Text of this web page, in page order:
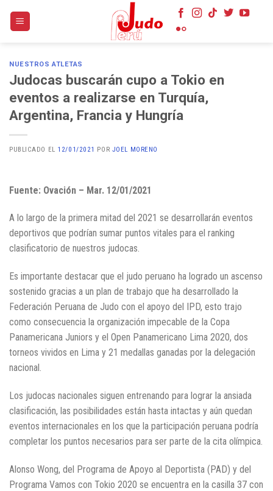
NUESTROS ATLETAS
Judocas buscarán cupo a Tokio en
eventos a realizarse en Turquía,
Argentina, Francia y Hungría
PUBLICADO EL 12/01/2021 POR JOEL MORENO
Fuente: Ovación – Mar. 12/01/2021
A lo largo de la primera mitad del 2021 se desarrollarán eventos
deportivos que podrían sumar puntos vitales para el ranking
clasificatorio de nuestros judocas.
Es importante destacar que el judo peruano ha logrado un ascenso
sostenido gracias a un plan de trabajo que ha desarrollado la
Federación Peruana de Judo con el apoyo del IPD, esto trajo
como consecuencia la organización impecable de la Copa
Panamericana Juniors y el Open Panamericano Lima 2020, dos
torneos vividos en Lima y 21 medallas ganadas por la delegación
nacional.
Los judocas nacionales siguen entrenando para lograr la ansiada
clasificación, las posibilidades están hasta intactas y aún quedan
eventos internacionales en los que la participación peruana podría
completar los puntos necesarios para ser parte de la cita olímpica.
Alonso Wong, del Programa de Apoyo al Deportista (PAD) y del
Programa Vamos con Tokio 2020 se encuentra en la casilla 37 con